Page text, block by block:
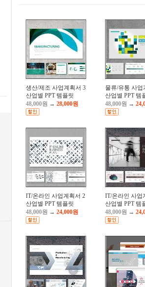
생산/제조 사업계획서 3
산업별 PPT 템플릿
48,000원 → 28,000원
물류/유통 사업
산업별 PPT 템
48,000원 →
IT/온라인 사업계획서 2
산업별 PPT 템플릿
48,000원 → 24,000원
IT/온라인 사업
산업별 PPT 템
48,000원 →